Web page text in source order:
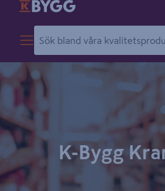
K-Bygg